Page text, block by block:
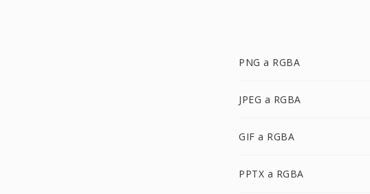
PNG a RGBA
JPEG a RGBA
GIF a RGBA
PPTX a RGBA